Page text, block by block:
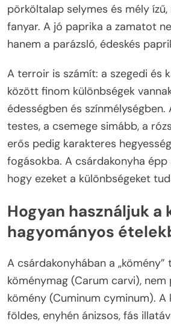
pörköltalap selymes és mély
fanyar. A jó paprika a zamatot
hanem a parázsló, édeskés
A terroir is számít: a szegedi és
között finom különbségek
édességben és színmélységben.
testes, a csemege simább, a
erős pedig karakteres
fogásokba. A csárdakonyha
hogy ezeket a különbségeket
Hogyan használjuk a
hagyományos
A csárdakonyhában a
köménymag (Carum carvi), nem
kömény (Cuminum cyminum). A
földes, enyhén ánizsos, fás